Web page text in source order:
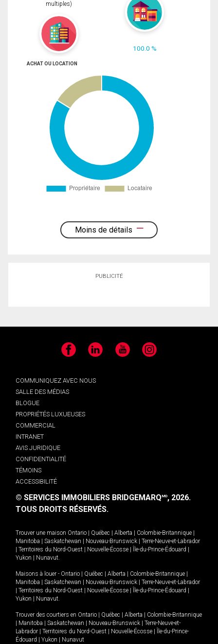
multiples)
100.0 %
ACHAT OU LOCATION
Moins de détails
PUBLICITÉ
Facebook LinkedIn YouTube Instagram
COMMUNIQUEZ AVEC NOUS
SALLE DES MÉDIAS
BLOGUE
PROPRIÉTÉS LUXUEUSES
COMMERCIAL
INTRANET
AVIS JURIDIQUE
CONFIDENTIALITÉ
TÉMOINS
ACCESSIBILITÉ
© SERVICES IMMOBILIERS BRIDGEMARQMD, 2026.
TOUS DROITS RÉSERVÉS.
Trouver une maison Ontario Québec Alberta Colombie-Britannique
Manitoba
Saskatchewan Nouveau-Brunswick
Terre-Neuve-et-Labrador
Territoires du Nord-Ouest Nouvelle-Écosse Île-du-Prince-Édouard
Yukon
Nunavut.
Maisons à louer - Ontario Québec Alberta Colombie-Britannique
Manitoba
Saskatchewan Nouveau-Brunswick
Terre-Neuve-et-Labrador
Territoires du Nord-Ouest Nouvelle-Écosse Île-du-Prince-Édouard
Yukon
Nunavut.
Trouver des courtiers en Ontario Québec Alberta
Colombie-Britannique
Manitoba Saskatchewan Nouveau-Brunswick
Terre-Neuve-et-
Labrador
Territoires du Nord-Ouest Nouvelle-Écosse
Île-du-Prince-
Édouard
Yukon Nunavut